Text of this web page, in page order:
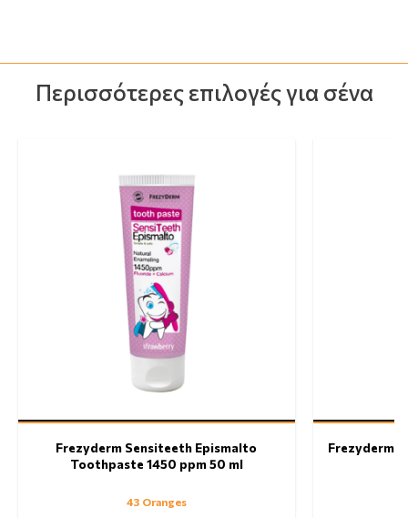
Περισσότερες επιλογές για σένα
Frezyderm Sensiteeth Epismalto
Toothpaste 1450 ppm 50 ml
43 Oranges
Frezyderm